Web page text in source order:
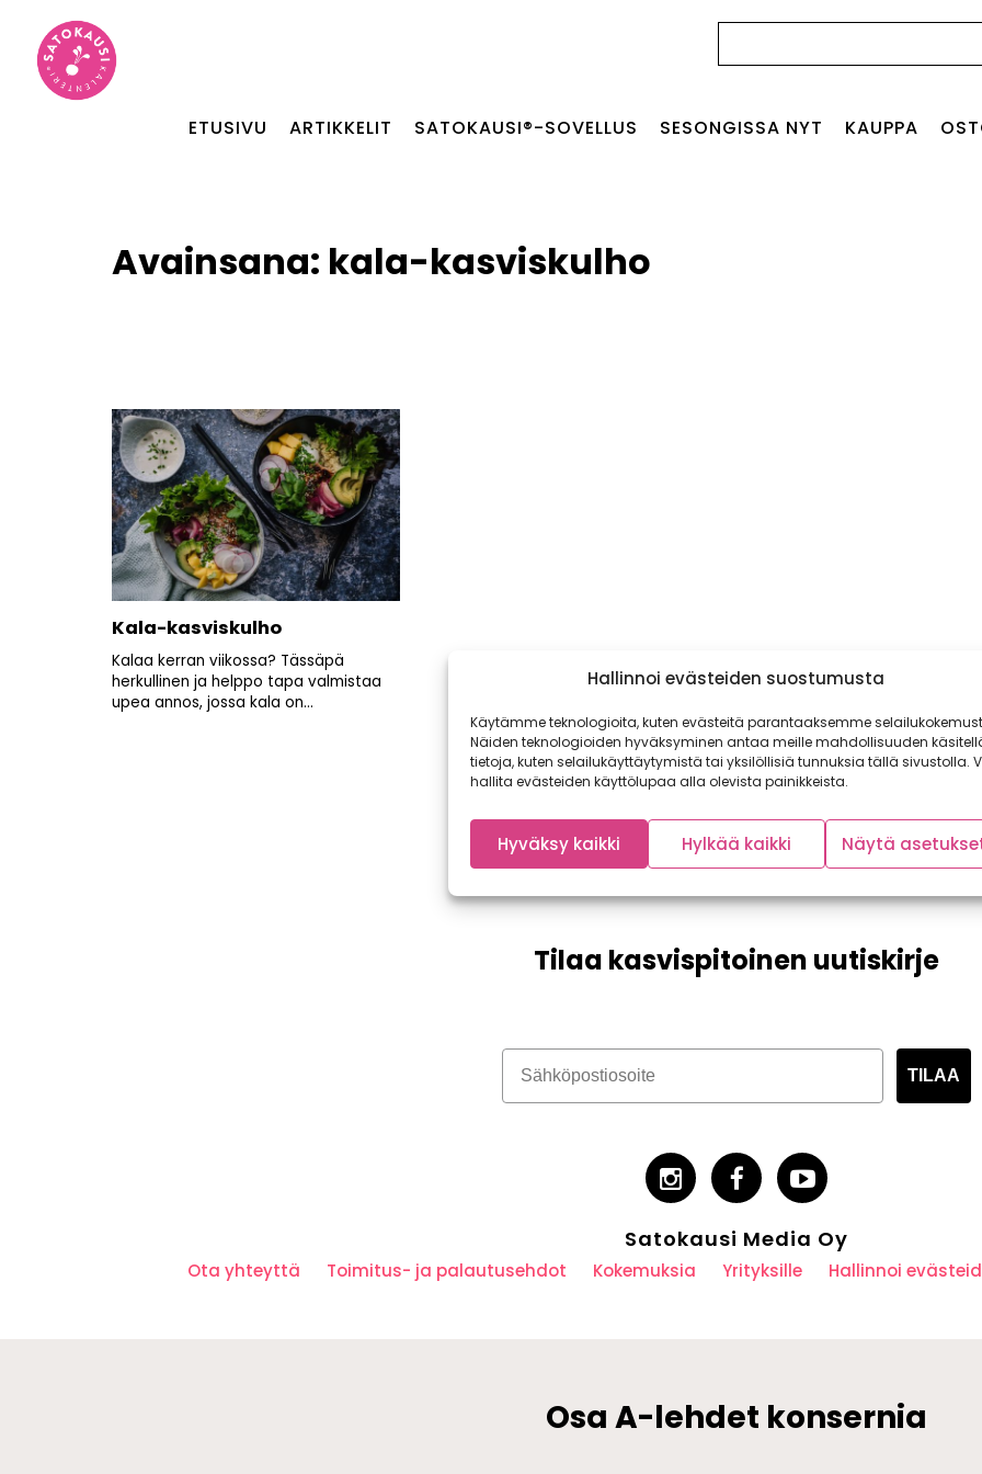
Hallinnoi evästeiden suostumusta
Käytämme teknologioita, kuten evästeitä parantaaksemme
Näiden teknologioiden hyväksyminen antaa meille mahdollisuuden
tietoja, kuten selailukäyttäytymistä tai yksilöllisiä tunnuksia tällä sivustolla.
hallita evästeiden käyttölupaa alla olevista painikkeista.
Hyväksy kaikki Hylkää kaikki Näytä
ETUSIVU ARTIKKELIT SATOKAUSI®-SOVELLUS SESONGISSA NYT KAUPPA
Avainsana: kala-kasviskulho
Kala-kasviskulho
Kalaa kerran viikossa? Tässäpä
herkullinen ja helppo tapa valmistaa
upea annos, jossa kala on...
Tilaa kasvispitoinen uutiskirje
TILAA
Satokausi Media Oy
Ota yhteyttä Toimitus- ja palautusehdot Kokemuksia Yrityksille Hallinnoi
Osa A-lehdet konsernia